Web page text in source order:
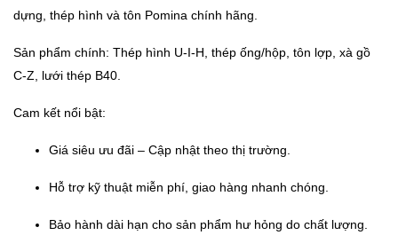
dựng, thép hình và tôn Pomina chính hãng.
Sản phẩm chính: Thép hình U-I-H, thép ống/hộp, tôn lợp, xà gồ
C-Z, lưới thép B40.
Cam kết nổi bật:
Giá siêu ưu đãi – Cập nhật theo thị trường.
Hỗ trợ kỹ thuật miễn phí, giao hàng nhanh chóng.
Bảo hành dài hạn cho sản phẩm hư hỏng do chất lượng.